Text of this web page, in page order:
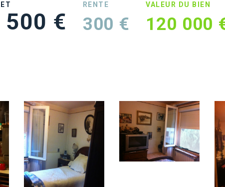
500 €
RENTE
300 €
VALEUR DU BIEN
120 000